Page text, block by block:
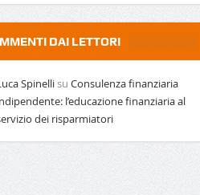
DAI LETTORI
Spinellisu Consulenza finanziaria
l’educazione finanziaria al
dei risparmiatori